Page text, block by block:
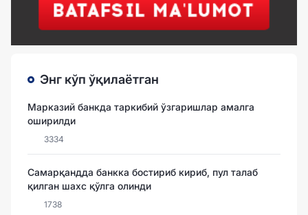
Энг кўп ўқилаётган
Марказий банкда таркибий ўзгаришлар амалга
оширилди
3334
Самарқандда банкка бостириб кириб, пул талаб
қилган шахс қўлга олинди
1738